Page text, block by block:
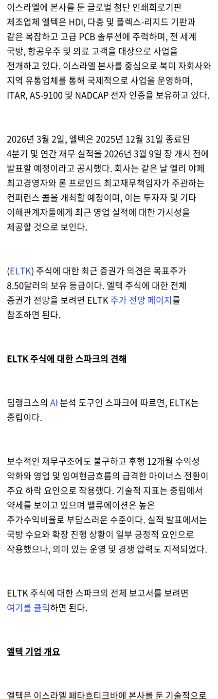
이스라엘에 본사를 둔 글로벌 첨단 인쇄회로기판
제조업체 엘텍은 HDI, 다층 및 플렉스-리지드 기판과
같은 복잡하고 고급 PCB 솔루션에 주력하며, 전 세계
국방, 항공우주 및 의료 고객을 대상으로 사업을
전개하고 있다. 이스라엘 본사를 중심으로 북미 자회사와
지역 유통업체를 통해 국제적으로 사업을 운영하며,
ITAR, AS-9100 및 NADCAP 전자 인증을 보유하고 있다.
2026년 3월 2일, 엘텍은 2025년 12월 31일 종료된
4분기 및 연간 재무 실적을 2026년 3월 9일 장 개시 전에
발표할 예정이라고 공시했다. 회사는 같은 날 엘리 야페
최고경영자와 론 프로인드 최고재무책임자가 주관하는
컨퍼런스 콜을 개최할 예정이며, 이는 투자자 및 기타
이해관계자들에게 최근 영업 실적에 대한 가시성을
제공할 것으로 보인다.
(ELTK) 주식에 대한 최근 증권가 의견은 목표주가
8.50달러의 보유 등급이다. 엘텍 주식에 대한 전체
증권가 전망을 보려면 ELTK주가 전망 페이지를
참조하면 된다.
ELTK 주식에 대한 스파크의 견해
팁랭크스의 AI 분석 도구인 스파크에 따르면, ELTK는
중립이다.
보수적인 재무구조에도 불구하고 후행 12개월 수익성
악화와 영업 및 잉여현금흐름의 급격한 마이너스 전환이
주요 하락 요인으로 작용했다. 기술적 지표는 중립에서
약세를 보이고 있으며 밸류에이션은 높은
주가수익비율로 부담스러운 수준이다. 실적 발표에서는
국방 수요와 확장 진행 상황이 일부 긍정적 요인으로
작용했으나, 의미 있는 운영 및 경쟁 압력도 지적되었다.
ELTK 주식에 대한 스파크의 전체 보고서를 보려면
여기를 클릭하면 된다.
엘텍 기업 개요
엘텍은 이스라엘 페타흐티크바에 본사를 둔 기술적으로